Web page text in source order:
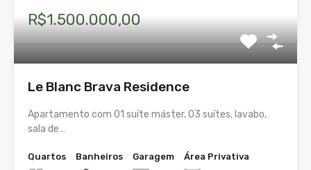
R$1.500.000,00
Le Blanc Brava Residence
Apartamento com 01 suíte máster, 03 suítes, lavabo,
sala de…
Quartos
Banheiros
Garagem
Área Privativa